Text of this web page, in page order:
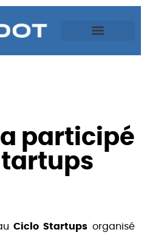
a participé
Ciclo Startups organisé